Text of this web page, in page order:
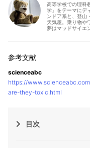
高等学校での理科
学」をテーマにデ
ンドア系と、登山
天気屋。乗り物や
夢はマッドサイエ
scienceabc
https://
are-they-toxic.html
目次